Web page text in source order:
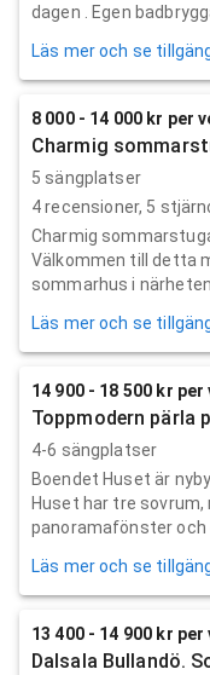
dagen . Egen
Läs mer och se
8 000 - 14 000 kr per
Charmig
5 sängplatser
4recensioner, 5
Charmig
Välkommen till detta
sommarhus i närheten
Läs mer och se
14 900 - 18 500 kr per
Toppmodern pärla
4-6 sängplatser
Boendet Huset är
Huset har tre
panoramafönster och
Läs mer och se
13 400 - 14 900 kr per
Dalsala Bullandö.